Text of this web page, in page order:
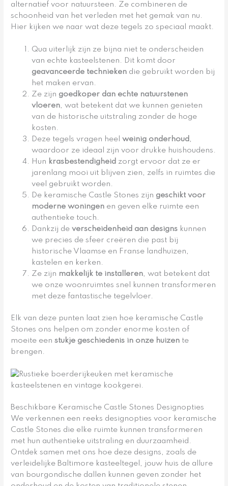
alternatief voor natuursteen. Ze combineren de
schoonheid van het verleden met het gemak van nu.
Hier kijken we naar wat deze tegels zo speciaal maakt.
Qua uiterlijk zijn ze bijna niet te onderscheiden
van echte kasteelstenen. Dit komt door
geavanceerde technieken die gebruikt worden bij
het maken ervan.
Ze zijn goedkoper dan echte natuurstenen
vloeren, wat betekent dat we kunnen genieten
van de historische uitstraling zonder de hoge
kosten.
Deze tegels vragen heelweinig onderhoud,
waardoor ze ideaal zijn voor drukke huishoudens.
Hun krasbestendigheid zorgt ervoor dat ze er
jarenlang mooi uit blijven zien, zelfs in ruimtes die
veel gebruikt worden.
De keramische Castle Stones zijn geschikt voor
moderne woningen en geven elke ruimte een
authentieke touch.
Dankzij deverscheidenheid aan designs kunnen
we precies de sfeer creëren die past bij
historische Vlaamse en Franse landhuizen,
kastelen en kerken.
Ze zijn makkelijk te installeren, wat betekent dat
we onze woonruimtes snel kunnen transformeren
met deze fantastische tegelvloer.
Elk van deze punten laat zien hoe keramische Castle
Stones ons helpen om zonder enorme kosten of
moeite eenstukje geschiedenis in onze huizen te
brengen.
Beschikbare Keramische Castle Stones Designopties
We verkennen een reeks designopties voor keramische
Castle Stones die elke ruimte kunnen transformeren
met hun authentieke uitstraling en duurzaamheid.
Ontdek samen met ons hoe deze designs, zoals de
verleidelijke Baltimore kasteeltegel, jouw huis de allure
van bourgondische dallen kunnen geven zonder het